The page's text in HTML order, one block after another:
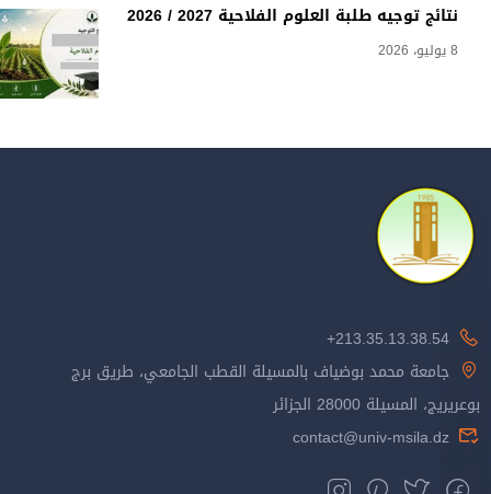
نتائج توجيه طلبة العلوم الفلاحية 2027 / 2026
8 يوليو، 2026
213.35.13.38.54+
جامعة محمد بوضياف بالمسيلة القطب الجامعي، طريق برج
بوعريريج، المسيلة 28000 الجزائر
contact@univ-msila.dz